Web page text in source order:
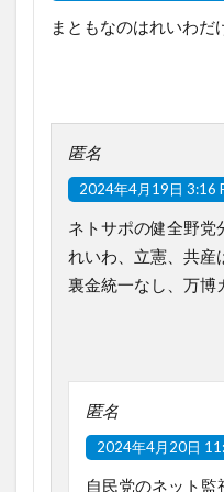
まともなのはれいわだ
匿名
2024年4月19日 3:16
ネトサポの健全野党
れいわ、立憲、共産
裏金統一なし、万博
匿名
2024年4月20日
自民党のネット監